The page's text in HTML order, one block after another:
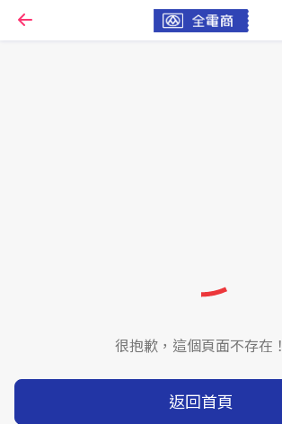
很抱歉，這個頁面不存在！
返回首頁